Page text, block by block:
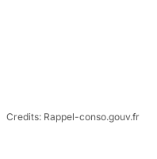
Rappel-conso.gouv.fr